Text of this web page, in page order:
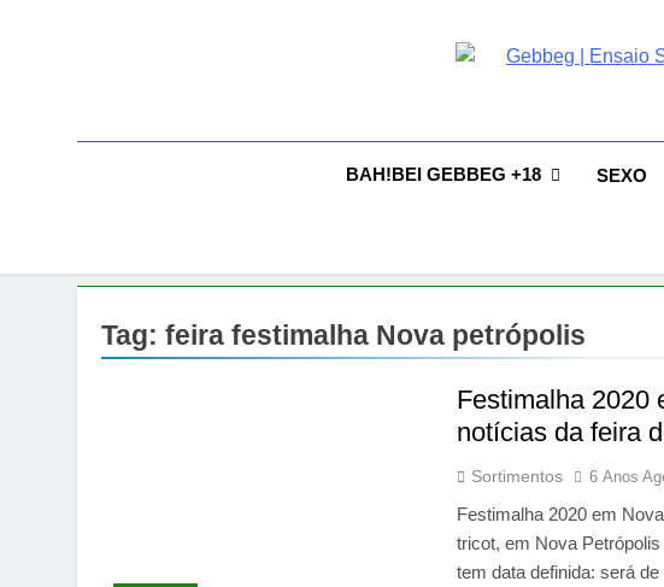
BAH!BEI GEBBEG +18 SEXO
Tag: feira festimalha Nova petrópolis
Festimalha 2020
notícias da feira
Sortimentos 6 Anos
Festimalha 2020 em
tricot, em Nova
tem data definida: será